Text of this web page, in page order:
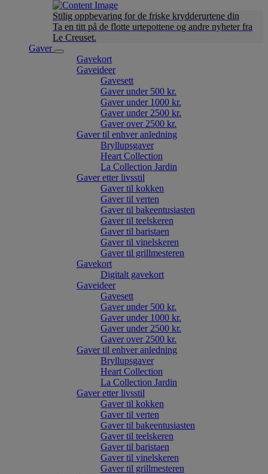
Stilig oppbevaring for de friske krydderurtene din
Ta en titt på de flotte urtepottene og andre nyheter fra
Le Creuset.
Gaver
Gavekort
Gaveideer
Gavesett
Gaver under 500 kr.
Gaver under 1000 kr.
Gaver under 2500 kr.
Gaver over 2500 kr.
Gaver til enhver anledning
Bryllupsgaver
Heart Collection
La Collection Jardin
Gaver etter livsstil
Gaver til kokken
Gaver til verten
Gaver til bakeentusiasten
Gaver til teelskeren
Gaver til baristaen
Gaver til vinelskeren
Gaver til grillmesteren
Gavekort
Digitalt gavekort
Gaveideer
Gavesett
Gaver under 500 kr.
Gaver under 1000 kr.
Gaver under 2500 kr.
Gaver over 2500 kr.
Gaver til enhver anledning
Bryllupsgaver
Heart Collection
La Collection Jardin
Gaver etter livsstil
Gaver til kokken
Gaver til verten
Gaver til bakeentusiasten
Gaver til teelskeren
Gaver til baristaen
Gaver til vinelskeren
Gaver til grillmesteren